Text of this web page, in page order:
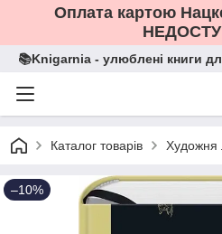
Оплата картою
📚Knigarnia - улюблені книги
Каталог товарів Художня
–10%